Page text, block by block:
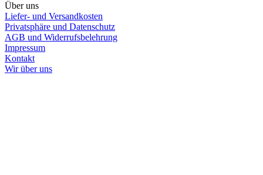
Über uns
Liefer- und Versandkosten
Privatsphäre und Datenschutz
AGB und Widerrufsbelehrung
Impressum
Kontakt
Wir über uns